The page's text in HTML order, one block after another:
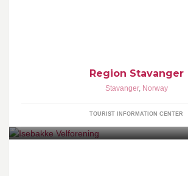
Region Stavanger
Stavanger, Norway
TOURIST INFORMATION CENTER